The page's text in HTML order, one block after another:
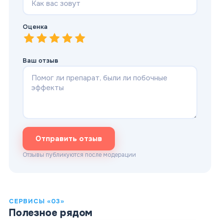
Оценка
4—
3—Нормально
2—Плохо
1—Очень плохо
Ваш отзыв
Отправить отзыв
Отзывы публикуются после модерации
СЕРВИСЫ «03»
Полезное рядом